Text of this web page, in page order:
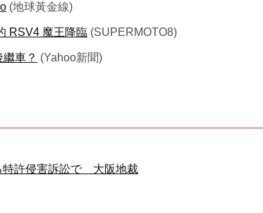
(地球黃金線)
RSV4 魔王降臨 (SUPERMOTO8)
車？ (Yahoo新聞)
特許侵害訴訟で 大阪地裁